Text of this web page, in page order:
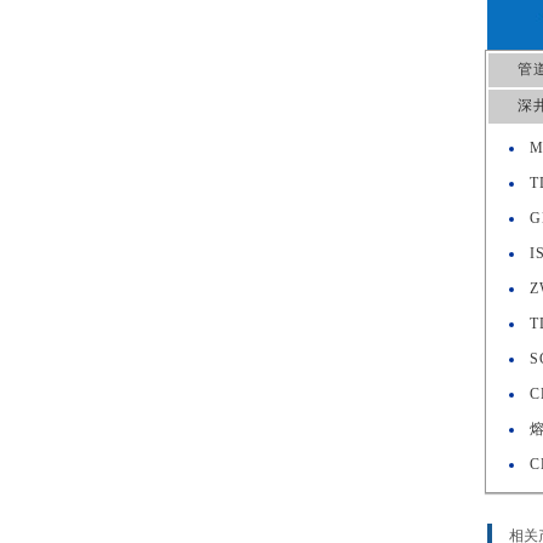
管
深
相关